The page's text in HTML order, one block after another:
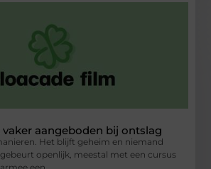
aangeboden bij ontslag
Het blijft geheim en niemand
openlijk, meestal met een cursus